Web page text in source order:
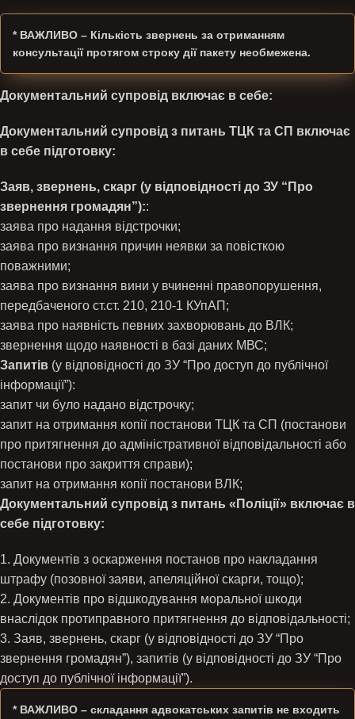
* ВАЖЛИВО – Кількість звернень за отриманням
консультації протягом строку дії пакету необмежена.
Документальний супровід включає в себе:
Документальний супровід з питань ТЦК та СП включає
в себе підготовку:
Заяв, звернень, скарг (у відповідності до ЗУ “Про
звернення громадян”)::
заява про надання відстрочки;
заява про визнання причин неявки за повісткою
поважними;
заява про визнання вини у вчиненні правопорушення,
передбаченого ст.ст. 210, 210-1 КУпАП;
заява про наявність певних захворювань до ВЛК;
звернення щодо наявності в базі даних МВС;
Запитів (у відповідності до ЗУ “Про доступ до публічної
інформації”):
запит чи було надано відстрочку;
запит на отримання копії постанови ТЦК та СП (постанови
про притягнення до адміністративної відповідальності або
постанови про закриття справи);
запит на отримання копії постанови ВЛК;
Документальний супровід з питань «Поліції» включає в
себе підготовку:
1. Документів з оскарження постанов про накладання
штрафу (позовної заяви, апеляційної скарги, тощо);
2. Документів про відшкодування моральної шкоди
внаслідок протиправного притягнення до відповідальності;
3. Заяв, звернень, скарг (у відповідності до ЗУ “Про
звернення громадян”), запитів (у відповідності до ЗУ “Про
доступ до публічної інформації”).
* ВАЖЛИВО – складання адвокатських запитів не входить